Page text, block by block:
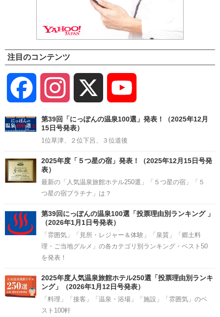
注目のコンテンツ
Facebook Instagram
Channel
第39回「にっぽんの温泉100選」発表！（2025年12月
15日号発表）
1位草津、２位下呂、３位道後
2025年度「５つ星の宿」発表！（2025年12月15日号発
表）
最新の「人気温泉旅館ホテル250選」「５つ星の宿」「５
つ星の宿プラチナ」は？
第39回にっぽんの温泉100選「投票理由別ランキング 」
（2026年1月1日号発表）
「雰囲気」「見所・レジャー＆体験」「泉質」「郷土料
理・ご当地グルメ」の各カテゴリ別ランキング・ベスト50
を発表！
2025年度人気温泉旅館ホテル250選「投票理由別ランキ
ング」（2026年1月12日号発表）
「料理」「接客」「温泉・浴場」「施設」「雰囲気」のベ
スト100軒